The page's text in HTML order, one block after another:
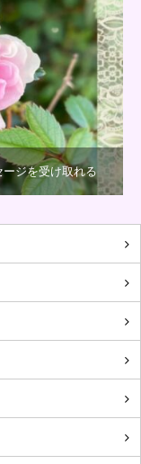
ジを受け取れる